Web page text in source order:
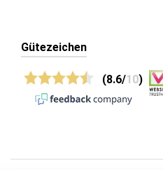
Gütezeichen
(8.6/10)